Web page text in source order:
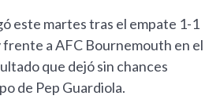
este martes tras el empate 1-1
a AFC Bournemouth en el
que dejó sin chances
de Pep Guardiola.